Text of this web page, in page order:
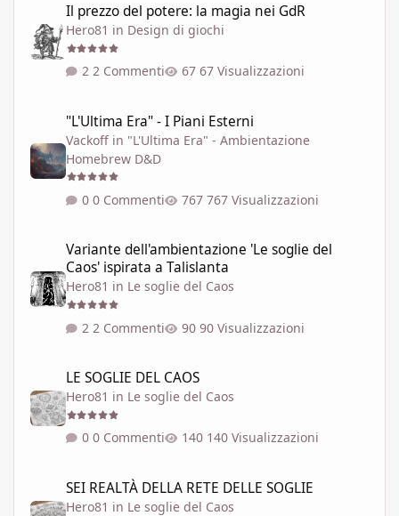
Il prezzo del potere: la magia nei GdR
Hero81 in Design di giochi
2 Commenti 67 Visualizzazioni
"L'Ultima Era" - I Piani Esterni
Vackoff in "L'Ultima Era" - Ambientazione
Homebrew D&D
0 Commenti 767 Visualizzazioni
Variante dell'ambientazione 'Le soglie del
Caos' ispirata a Talislanta
Hero81 in Le soglie del Caos
2 Commenti 90 Visualizzazioni
LE SOGLIE DEL CAOS
Hero81 in Le soglie del Caos
0 Commenti 140 Visualizzazioni
SEI REALTÀ DELLA RETE DELLE SOGLIE
Hero81 in Le soglie del Caos